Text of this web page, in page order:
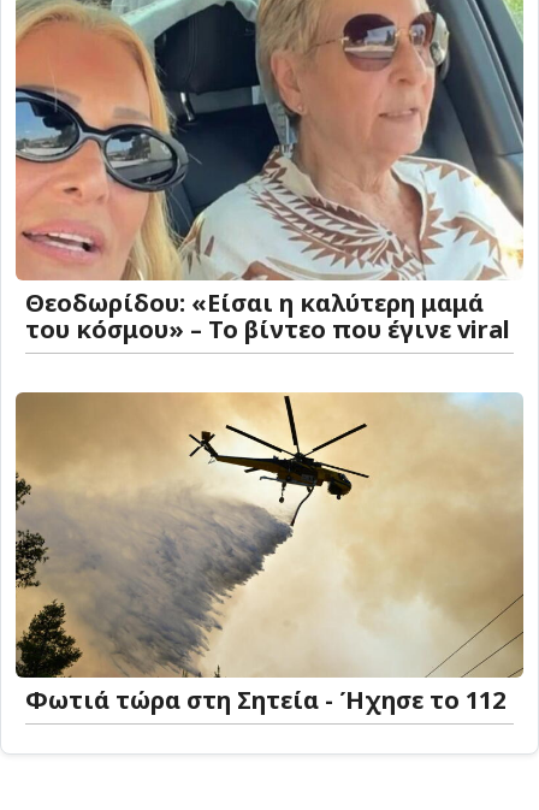
Θεοδωρίδου: «Είσαι η καλύτερη μαμά
του κόσμου» – Το βίντεο που έγινε viral
Φωτιά τώρα στη Σητεία - Ήχησε το 112